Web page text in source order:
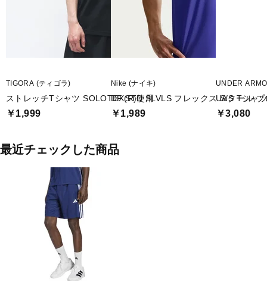
TIGORA (ティゴラ)
ストレッチTシャツ SOLOTEX(R)使用
￥1,999
Nike (ナイキ)
DF STD SLVLS フレックス S/S Tシャ
￥1,989
UNDER
UAクール
￥3,080
最近チェックした商品